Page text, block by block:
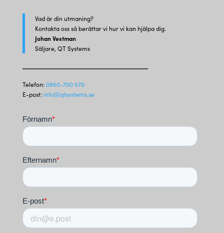
Vad är din utmaning?
Kontakta oss så berättar vi hur vi kan hjälpa dig.
Johan Vestman
Säljare, QT Systems
Telefon:0950-700 570
E-post:info@qtsystems.se